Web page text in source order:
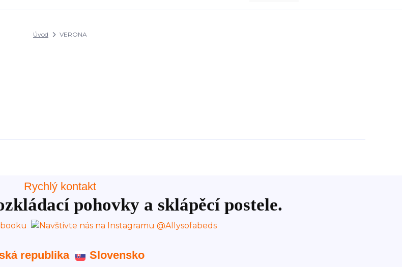
Úvod VERONA
Rychlý kontakt
pohovky a sklápěcí postele.
republika Slovensko